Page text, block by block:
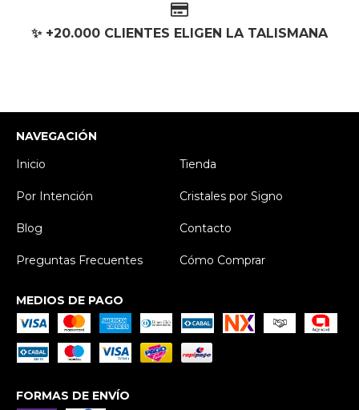
✨ +20.000 CLIENTES ELIGEN LA TALISMANA
NAVEGACIÓN
Inicio
Tienda
Por Intención Cristales por Signo
Blog Contacto
Preguntas Frecuentes Cómo Comprar
MEDIOS DE PAGO
FORMAS DE ENVÍO